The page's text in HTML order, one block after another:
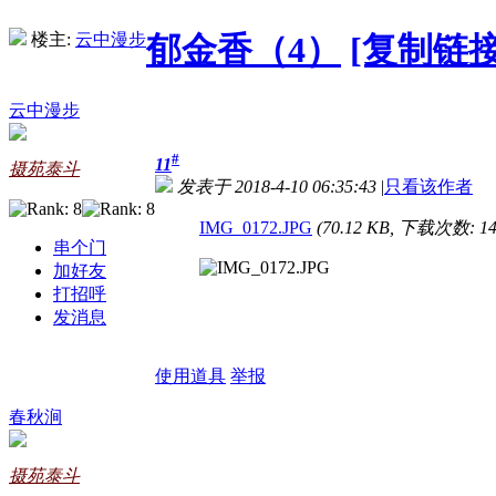
楼主: 云中漫步郁金香（4） [复制链
云中漫步
摄苑泰斗
串个门
加好友
打招呼
发消息
11#
发表于 2018-4-10 06:35:43 |只看该作者
IMG_0172.JPG (70.12 KB, 下载次数:
使用道具 举报
春秋涧
摄苑泰斗